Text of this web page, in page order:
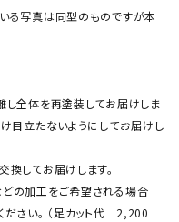
る写真は同型のものですが本
全体を再塗装してお届けしま
け目立たないようにしてお届けし
換してお届けします。
の加工をご希望される場合
ださい。 （足カット代 2,200